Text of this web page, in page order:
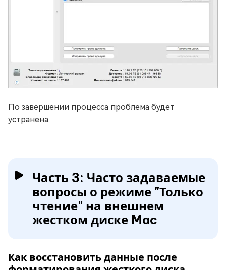
По завершении процесса проблема будет
устранена.
Часть 3: Часто задаваемые
вопросы о режиме "Только
чтение" на внешнем
жестком диске Mac
Как восстановить данные после